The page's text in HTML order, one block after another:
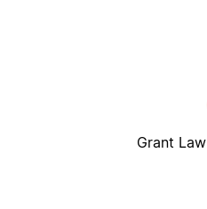
Grant Law